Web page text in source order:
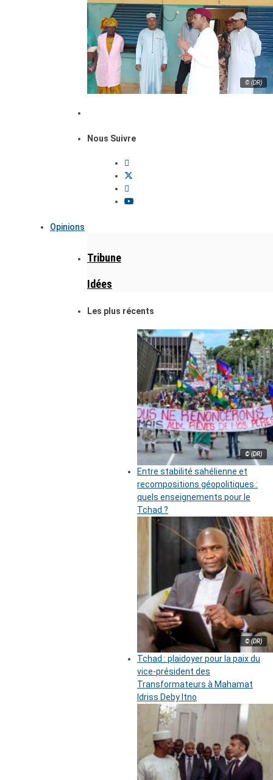
© (DR)
Nous Suivre
Opinions
Tribune
Idées
Les plus récents
© (DR)
Entre stabilité sahélienne et
recompositions géopolitiques :
quels enseignements pour le
Tchad ?
© (DR)
Tchad : plaidoyer pour la paix du
vice-président des
Transformateurs à Mahamat
Idriss Deby Itno